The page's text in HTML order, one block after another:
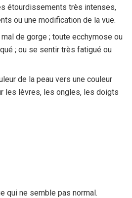
étourdissements très intenses,
ou une modification de la vue.
de gorge ; toute ecchymose ou
; ou se sentir très fatigué ou
de la peau vers une couleur
les lèvres, les ongles, les doigts
qui ne semble pas normal.